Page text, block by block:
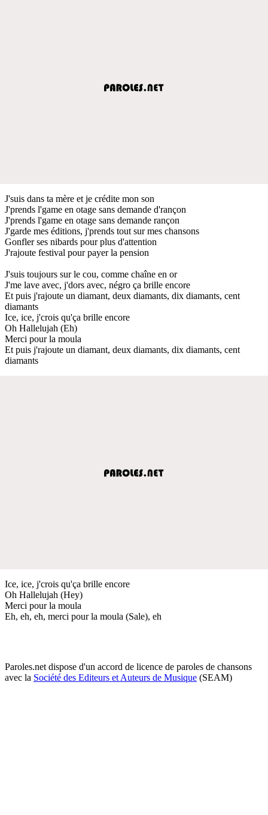
J'suis dans ta mère et je crédite mon son
J'prends l'game en otage sans demande d'rançon
J'prends l'game en otage sans demande rançon
J'garde mes éditions, j'prends tout sur mes chansons
Gonfler ses nibards pour plus d'attention
J'rajoute festival pour payer la pension
J'suis toujours sur le cou, comme chaîne en or
J'me lave avec, j'dors avec, négro ça brille encore
Et puis j'rajoute un diamant, deux diamants, dix diamants, cent
diamants
Ice, ice, j'crois qu'ça brille encore
Oh Hallelujah (Eh)
Merci pour la moula
Et puis j'rajoute un diamant, deux diamants, dix diamants, cent
diamants
Ice, ice, j'crois qu'ça brille encore
Oh Hallelujah (Hey)
Merci pour la moula
Eh, eh, eh, merci pour la moula (Sale), eh
Paroles.net dispose d'un accord de licence de paroles de chansons
avec la Société des Editeurs et Auteurs de Musique (SEAM)